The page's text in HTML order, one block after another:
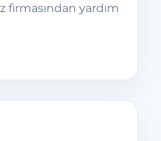
yardım